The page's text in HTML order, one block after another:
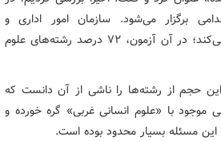
برگزار می‌شود. سازمان امور اداری و
استخدامی یک آزمون برگزار می‌کند؛ در آن آزمون، ۷۲ درصد رشته‌های علوم
حجم از رشته‌ها را ناشی از آن دانست که
موجود با «علوم انسانی غربی» گره خورده و
مسئله بسیار محدود بوده است.